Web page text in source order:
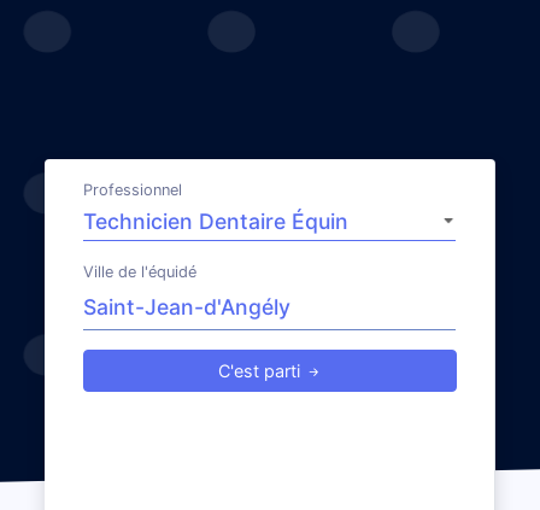
Professionnel
Ville de l'équidé
C'est parti